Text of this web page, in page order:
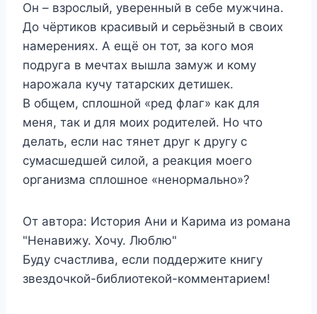
Он – взрослый, уверенный в себе мужчина.
До чёртиков красивый и серьёзный в своих
намерениях. А ещё он тот, за кого моя
подруга в мечтах вышла замуж и кому
нарожала кучу татарских детишек.
В общем, сплошной «ред флаг» как для
меня, так и для моих родителей. Но что
делать, если нас тянет друг к другу с
сумасшедшей силой, а реакция моего
организма сплошное «ненормально»?
От автора: История Ани и Карима из романа
"Ненавижу. Хочу. Люблю"
Буду счастлива, если поддержите книгу
звездочкой-библиотекой-комментарием!